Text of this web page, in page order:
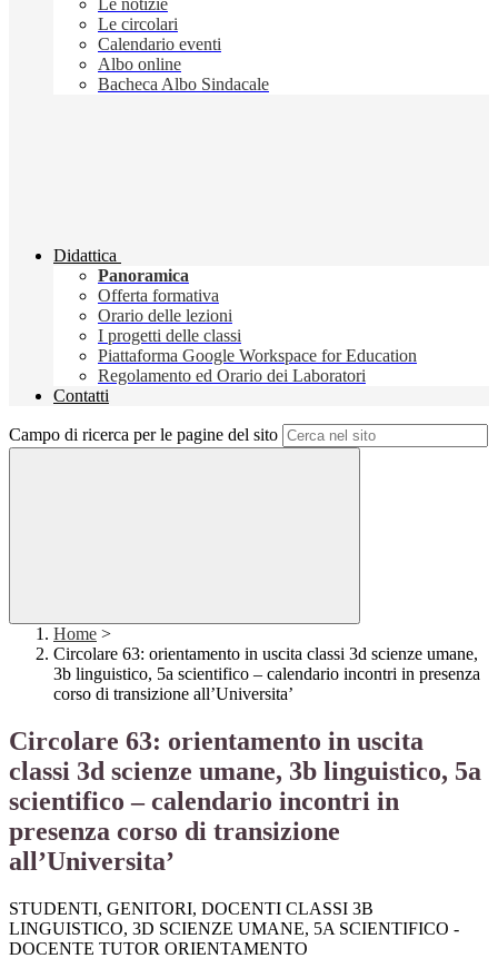
Le notizie
Le circolari
Calendario eventi
Albo online
Bacheca Albo Sindacale
Didattica
Panoramica
Offerta formativa
Orario delle lezioni
I progetti delle classi
Piattaforma Google Workspace for Education
Regolamento ed Orario dei Laboratori
Contatti
Campo di ricerca per le pagine del sito
Home >
Circolare 63: orientamento in uscita classi 3d scienze umane,
3b linguistico, 5a scientifico – calendario incontri in presenza
corso di transizione all’Universita’
Circolare 63: orientamento in uscita
classi 3d scienze umane, 3b linguistico, 5a
scientifico – calendario incontri in
presenza corso di transizione
all’Universita’
STUDENTI, GENITORI, DOCENTI CLASSI 3B
LINGUISTICO, 3D SCIENZE UMANE, 5A SCIENTIFICO -
DOCENTE TUTOR ORIENTAMENTO